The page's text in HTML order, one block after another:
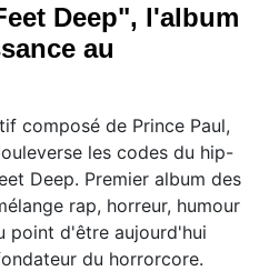
Deep", l'album
au
composé de Prince Paul,
les codes du hip-
Deep. Premier album des
rap, horreur, humour
point d'être aujourd'hui
du horrorcore.